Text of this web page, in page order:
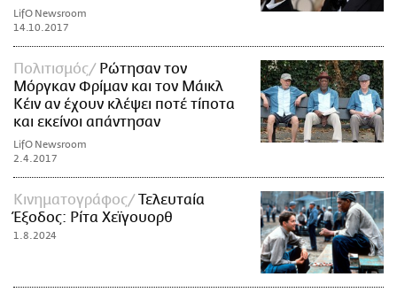
LifO Newsroom
14.10.2017
Πολιτισμός
Ρώτησαν τον
Μόργκαν Φρίμαν και τον Μάικλ
Κέιν αν έχουν κλέψει ποτέ τίποτα
και εκείνοι απάντησαν
LifO Newsroom
2.4.2017
Κινηματογράφος Τελευταία
Έξοδος: Ρίτα Χεϊγουορθ
1.8.2024